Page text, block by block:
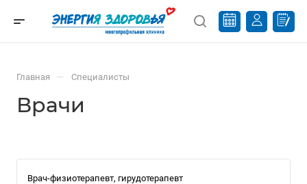
Главная — Специалисты
Врачи
Врач-физиотерапевт, гирудотерапевт